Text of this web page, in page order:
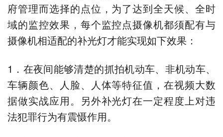
府管理而选择的点位，为了达到全天候、全时
域的监控效果，每个监控点摄像机都须配有与
摄像机相适配的补光灯才能实现如下效果：
1．在夜间能够清楚的抓拍机动车、非机动车、
车辆颜色、人脸、人体等特征值，在视频大数
据做实战应用。另外补光灯在一定程度上对违
法犯罪行为有震慑作用。